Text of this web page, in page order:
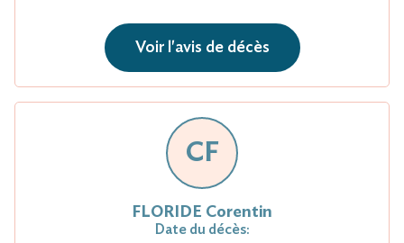
Voir l'avis de décès
CF
FLORIDE Corentin
Date du décès: